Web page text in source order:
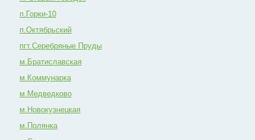
п.Горки-10
п.Октябрьский
пгт.Серебряные Пруды
м.Братиславская
м.Коммунарка
м.Медведково
м.Новокузнецкая
м.Полянка